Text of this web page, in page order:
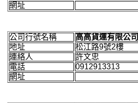
網址
公司行號名稱
高高貨運有限公司
地址
松江路9號2樓
連絡人
許文忠
電話
0912913313
網址